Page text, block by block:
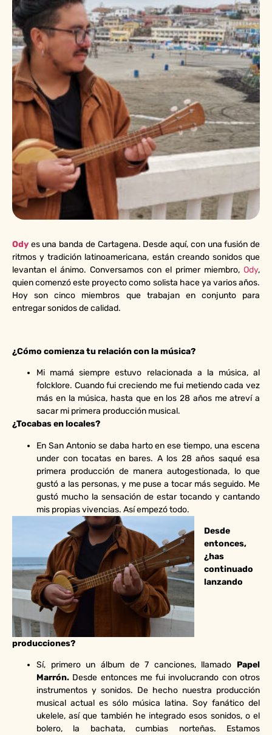
Ody es una banda de Cartagena. Desde aquí, con una fusión de
ritmos y tradición latinoamericana, están creando sonidos que
levantan el ánimo. Conversamos con el primer miembro, Ody,
quien comenzó este proyecto como solista hace ya varios años.
Hoy son cinco miembros que trabajan en conjunto para
entregar sonidos de calidad.
¿Cómo comienza tu relación con la música?
Mi mamá siempre estuvo relacionada a la música, al
folcklore. Cuando fui creciendo me fui metiendo cada vez
más en la música, hasta que en los 28 años me atreví a
sacar mi primera producción musical.
¿Tocabas en locales?
En San Antonio se daba harto en ese tiempo, una escena
under con tocatas en bares. A los 28 años saqué esa
primera producción de manera autogestionada, lo que
gustó a las personas, y me puse a tocar más seguido. Me
gustó mucho la sensación de estar tocando y cantando
mis propias vivencias. Así empezó todo.
Desde
entonces,
¿has
continuado
lanzando
producciones?
Sí, primero un álbum de 7 canciones, llamado Papel
Marrón. Desde entonces me fui involucrando con otros
instrumentos y sonidos. De hecho nuestra producción
musical actual es sólo música latina. Soy fanático del
ukelele, así que también he integrado esos sonidos, o el
bolero, la bachata, cumbias norteñas. Estamos